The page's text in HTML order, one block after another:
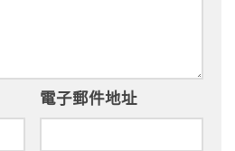
電子郵件地址